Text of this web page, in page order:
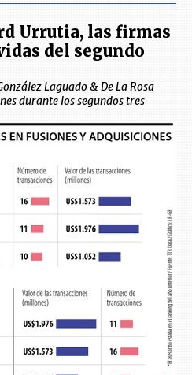
Urrutia, las firmas
del segundo
Laguado & De La Rosa
durante los segundos tres